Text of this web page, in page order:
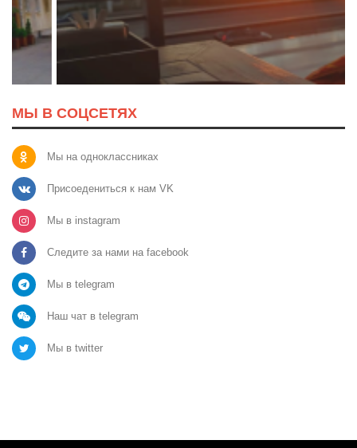
МЫ В СОЦСЕТЯХ
Мы на одноклассниках
Присоедениться к нам VK
Мы в instagram
Следите за нами на facebook
Мы в telegram
Наш чат в telegram
Мы в twitter